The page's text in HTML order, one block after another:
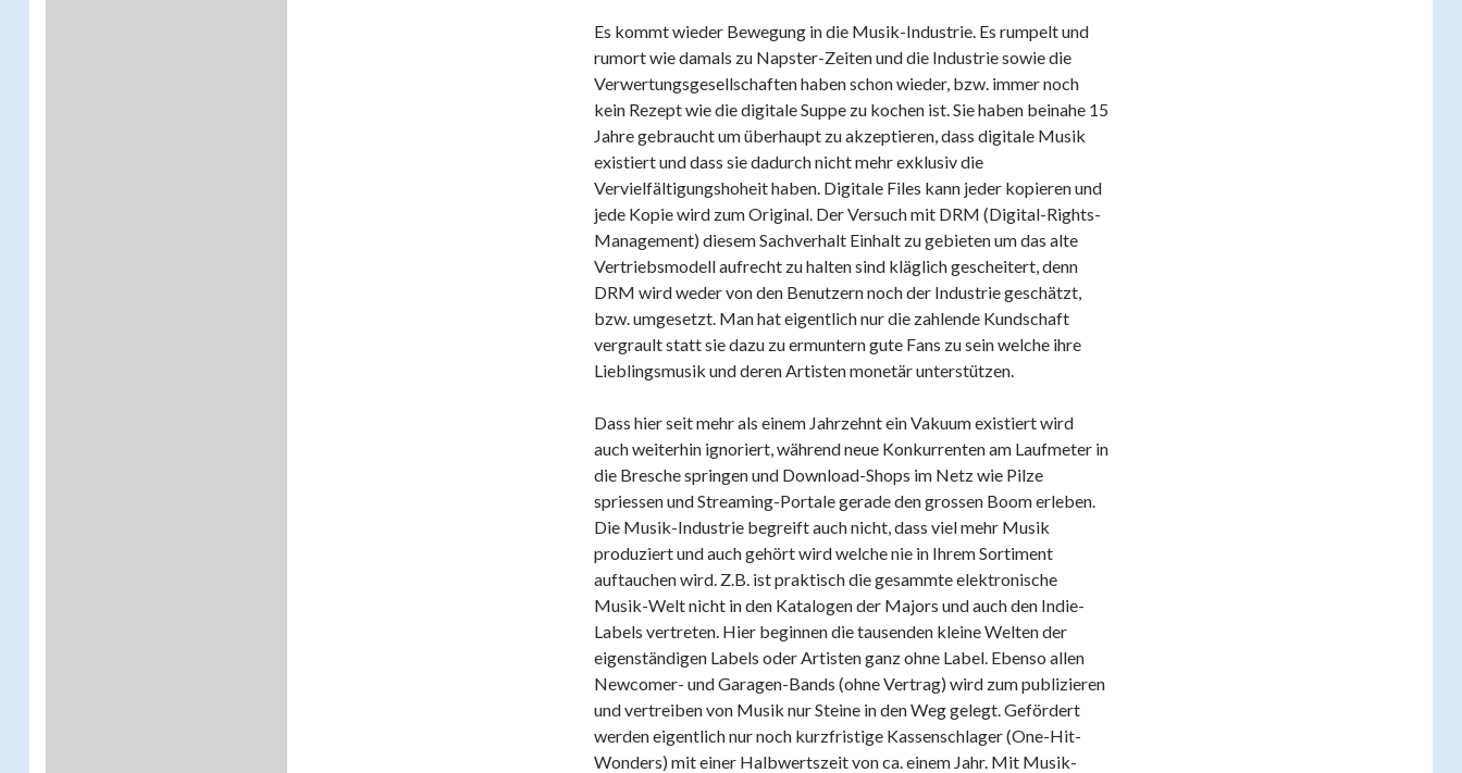
Es kommt wieder Bewegung in die Musik-Industrie. Es rumpelt und
rumort wie damals zu Napster-Zeiten und die Industrie sowie die
Verwertungsgesellschaften haben schon wieder, bzw. immer noch
kein Rezept wie die digitale Suppe zu kochen ist. Sie haben beinahe 15
Jahre gebraucht um überhaupt zu akzeptieren, dass digitale Musik
existiert und dass sie dadurch nicht mehr exklusiv die
Vervielfältigungshoheit haben. Digitale Files kann jeder kopieren und
jede Kopie wird zum Original. Der Versuch mit DRM (Digital-Rights-
Management) diesem Sachverhalt Einhalt zu gebieten um das alte
Vertriebsmodell aufrecht zu halten sind kläglich gescheitert, denn
DRM wird weder von den Benutzern noch der Industrie geschätzt,
bzw. umgesetzt. Man hat eigentlich nur die zahlende Kundschaft
vergrault statt sie dazu zu ermuntern gute Fans zu sein welche ihre
Lieblingsmusik und deren Artisten monetär unterstützen.
Dass hier seit mehr als einem Jahrzehnt ein Vakuum existiert wird
auch weiterhin ignoriert, während neue Konkurrenten am Laufmeter in
die Bresche springen und Download-Shops im Netz wie Pilze
spriessen und Streaming-Portale gerade den grossen Boom erleben.
Die Musik-Industrie begreift auch nicht, dass viel mehr Musik
produziert und auch gehört wird welche nie in Ihrem Sortiment
auftauchen wird. Z.B. ist praktisch die gesammte elektronische
Musik-Welt nicht in den Katalogen der Majors und auch den Indie-
Labels vertreten. Hier beginnen die tausenden kleine Welten der
eigenständigen Labels oder Artisten ganz ohne Label. Ebenso allen
Newcomer- und Garagen-Bands (ohne Vertrag) wird zum publizieren
und vertreiben von Musik nur Steine in den Weg gelegt. Gefördert
werden eigentlich nur noch kurzfristige Kassenschlager (One-Hit-
Wonders) mit einer Halbwertszeit von ca. einem Jahr. Mit Musik-